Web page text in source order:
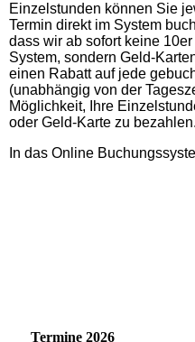
Einzelstunden können Sie
Termin direkt im System
dass wir ab sofort keine
System, sondern Geld-
einen Rabatt auf jede
(unabhängig von der
Möglichkeit, Ihre
oder Geld-Karte zu bezahlen.
In das Online
Termine 2026